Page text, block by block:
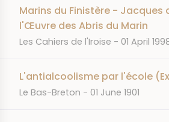
Marins du Finistère - Jacques
l'Œuvre des Abris du Marin
JOURNAL
Les Cahiers de l'Iroise DATE
01 April
L'antialcoolisme par l'école
JOURNAL
Le Bas-Breton DATE
01 June 1901